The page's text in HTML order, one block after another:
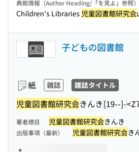
典拠情報（Author Heading/「を見よ」参照）
Children's Libraries 児童図書館研究会
子どもの図書館
紙 雑誌 雑誌タイトル
児童図書館研究会きんき[19--]-
著者標目 児童図書館研究会きんき
出版事項（最新） 児童図書館研究会き
このタイトルの巻号